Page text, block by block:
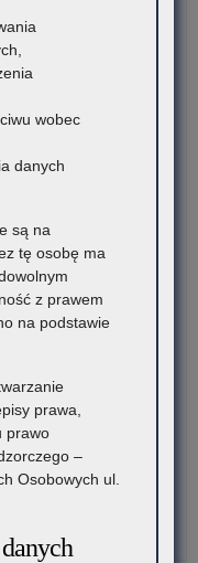
wobec
danych
są na
tę osobę ma
z prawem
na podstawie
prawa,
prawo
–
Osobowych ul.